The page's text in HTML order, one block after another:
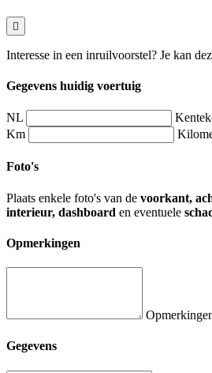
Interesse in een inruilvoorstel? Je kan
Gegevens huidig voertuig
NL
Km
Foto's
Plaats enkele foto's van de voorkant,
interieur, dashboard en eventuele
Opmerkingen
Gegevens